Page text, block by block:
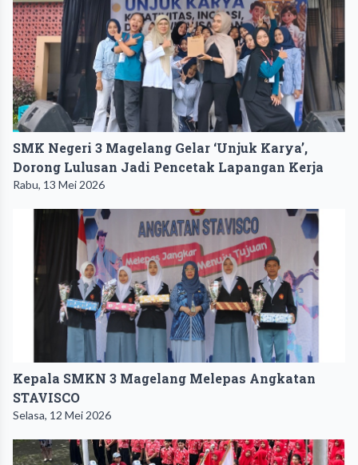
SMK Negeri 3 Magelang Gelar ‘Unjuk Karya’,
Dorong Lulusan Jadi Pencetak Lapangan Kerja
Rabu, 13 Mei 2026
Kepala SMKN 3 Magelang Melepas Angkatan
STAVISCO
Selasa, 12 Mei 2026